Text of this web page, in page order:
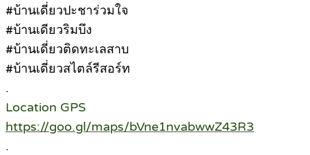
#บ้านเดี่ยวปะชาร่วมใจ
#บ้านเดียวริมบึง
#บ้านเดี่ยวติดทะเลสาบ
#บ้านเดี่ยวสไตล์รีสอร์ท
.
Location GPS
https://goo.gl/maps/bVne1nvabwwZ43R3
.